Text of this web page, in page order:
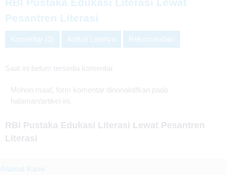
Pesantren Literasi
Komentar (0) Artikel Lainnya Rekomendasi
Saat ini belum tersedia komentar.
Mohon maaf, form komentar dinonaktifkan pada
halaman/artikel ini.
RBI Pustaka Edukasi Literasi Lewat Pesantren
Literasi